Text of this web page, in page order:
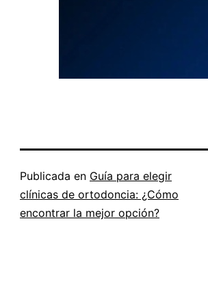
Publicada en Guía para elegir
clínicas de ortodoncia: ¿Cómo
encontrar la mejor opción?